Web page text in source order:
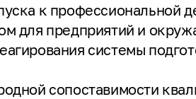
к профессиональной
для предприятий и
системы
сопоставимости